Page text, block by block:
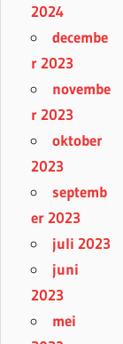
2024
decembe
r 2023
novembe
r 2023
oktober
2023
septemb
er 2023
juli 2023
juni
2023
mei